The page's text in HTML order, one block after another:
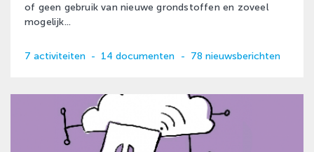
of geen gebruik van nieuwe grondstoffen en zoveel
mogelijk...
7 activiteiten - 14 documenten - 78 nieuwsberichten